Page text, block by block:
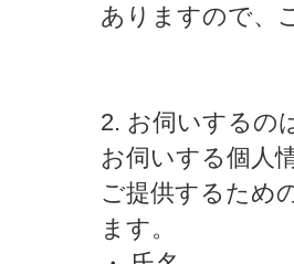
ありますので、
2. お伺いするの
お伺いする個人
ご提供するため
ます。